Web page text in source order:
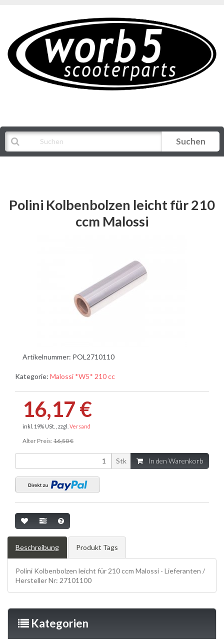
Suchen
Polini Kolbenbolzen leicht für 210
ccm Malossi
Artikelnummer: POL2710110
Kategorie: Malossi *W5* 210 cc
16,17 €
inkl. 19% USt. , zzgl. Versand
Alter Preis: 16,50 €
Stk In den Warenkorb
Beschreibung Produkt Tags
Polini Kolbenbolzen leicht für 210 ccm Malossi - Lieferanten /
Hersteller Nr: 27101100
Kategorien